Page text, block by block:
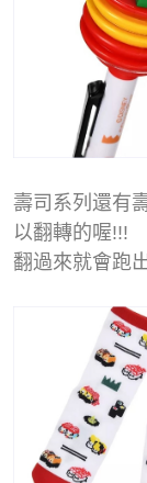
壽司系列還有
以翻轉的喔!!!
翻過來就會跑